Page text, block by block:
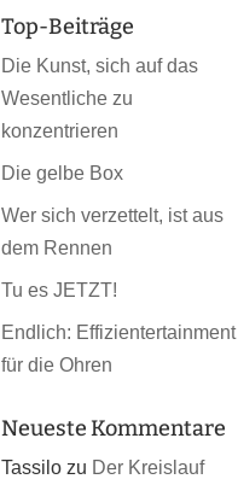
Top-Beiträge
Die Kunst, sich auf das
Wesentliche zu
konzentrieren
Die gelbe Box
Wer sich verzettelt, ist aus
dem Rennen
Tu es JETZT!
Endlich: Effizientertainment
für die Ohren
Neueste Kommentare
Tassilo zu Der Kreislauf